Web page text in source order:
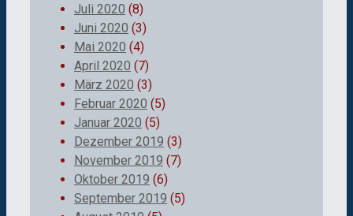
Juli 2020 (8)
Juni 2020 (3)
Mai 2020 (4)
April 2020 (7)
März 2020 (3)
Februar 2020 (5)
Januar 2020 (5)
Dezember 2019 (3)
November 2019 (7)
Oktober 2019 (6)
September 2019 (5)